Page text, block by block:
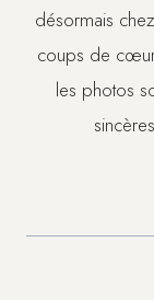
désormais
coups de cœur
les photos